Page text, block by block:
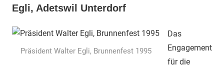
Egli, Adetswil Unterdorf
Präsident Walter Egli, Brunnenfest 1995
Das
Engagement
für die